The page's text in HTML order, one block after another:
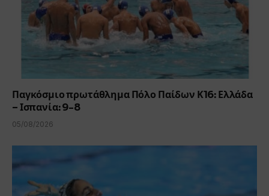
Παγκόσμιο πρωτάθλημα Πόλο Παίδων Κ16: Ελλάδα
– Ισπανία: 9-8
05/08/2026